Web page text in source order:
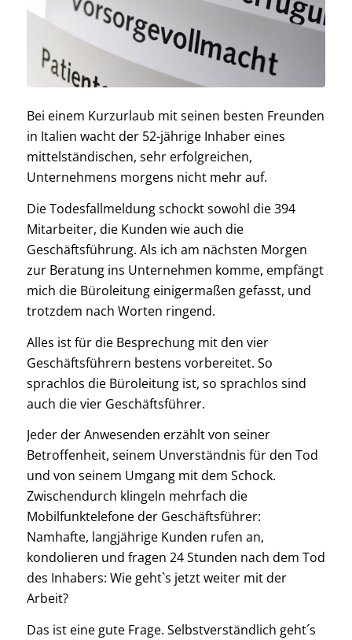
Bei einem Kurzurlaub mit seinen besten Freunden
in Italien wacht der 52-jährige Inhaber eines
mittelständischen, sehr erfolgreichen,
Unternehmens morgens nicht mehr auf.
Die Todesfallmeldung schockt sowohl die 394
Mitarbeiter, die Kunden wie auch die
Geschäftsführung. Als ich am nächsten Morgen
zur Beratung ins Unternehmen komme, empfängt
mich die Büroleitung einigermaßen gefasst, und
trotzdem nach Worten ringend.
Alles ist für die Besprechung mit den vier
Geschäftsführern bestens vorbereitet. So
sprachlos die Büroleitung ist, so sprachlos sind
auch die vier Geschäftsführer.
Jeder der Anwesenden erzählt von seiner
Betroffenheit, seinem Unverständnis für den Tod
und von seinem Umgang mit dem Schock.
Zwischendurch klingeln mehrfach die
Mobilfunktelefone der Geschäftsführer:
Namhafte, langjährige Kunden rufen an,
kondolieren und fragen 24 Stunden nach dem Tod
des Inhabers: Wie geht`s jetzt weiter mit der
Arbeit?
Das ist eine gute Frage. Selbstverständlich geht´s